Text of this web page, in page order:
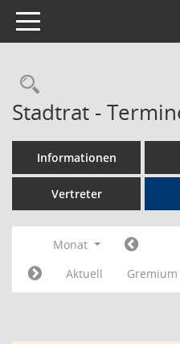
Toggle navigation
Stadtrat -
Informationen
Vertreter
Monat
Aktuell